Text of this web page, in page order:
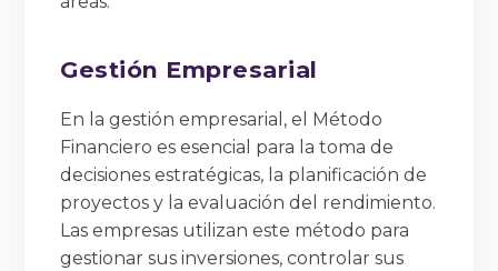
Gestión Empresarial
En la gestión empresarial, el Método
Financiero es esencial para la toma de
decisiones estratégicas, la planificación de
proyectos y la evaluación del rendimiento.
Las empresas utilizan este método para
gestionar sus inversiones, controlar sus